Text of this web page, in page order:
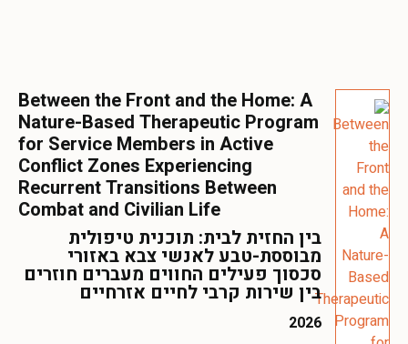
Between the Front and the Home: A
Nature-Based Therapeutic Program
for Service Members in Active
Conflict Zones Experiencing
Recurrent Transitions Between
Combat and Civilian Life
בין החזית לבית: תוכנית טיפולית
מבוססת-טבע לאנשי צבא באזורי
סכסוך פעילים החווים מעברים חוזרים
בין שירות קרבי לחיים אזרחיים
2026